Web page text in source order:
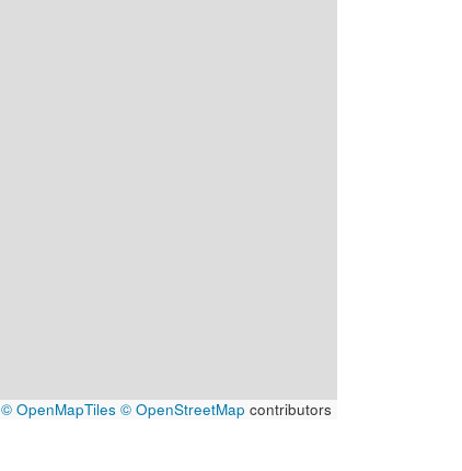
© OpenMapTiles © OpenStreetMap contributors